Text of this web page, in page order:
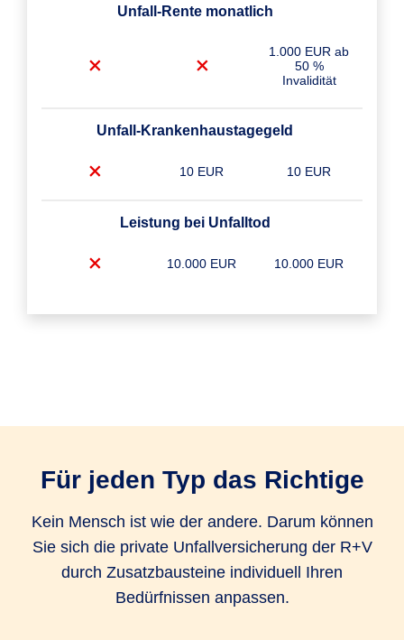
Unfall-Rente monatlich
1.000 EUR ab
50 %
Invalidität
Unfall-Krankenhaustagegeld
10 EUR 10 EUR
Leistung bei Unfalltod
10.000 EUR 10.000 EUR
Unfall-Service (Bergungskosten und
Serviceleistungen)
Für jeden Typ das Richtige
Kein Mensch ist wie der andere. Darum können
Sie sich die private Unfallversicherung der R+V
durch Zusatzbausteine individuell Ihren
Bedürfnissen anpassen.